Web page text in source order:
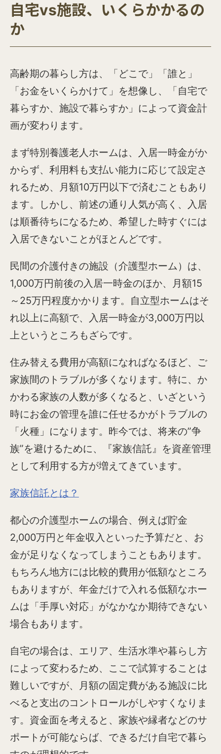
自宅vs施設、いくらかかるの
か
高齢期の暮らし方は、「どこで」「誰と」
「お金をいくらかけて」を想像し、「自宅で
暮らすか、施設で暮らすか」によって資金計
画が変わります。
まず特別養護老人ホームは、入居一時金がか
からず、利用料も支払い能力に応じて設定さ
れるため、月額10万円以下で済むこともあり
ます。しかし、前述の通り人気が高く、入居
は順番待ちになるため、希望した時すぐには
入居できないことがほとんどです。
民間の介護付きの施設（介護型ホーム）は、
1,000万円前後の入居一時金のほか、月額15
～25万円程度かかります。自立型ホームはそ
れ以上に高額で、入居一時金が3,000万円以
上というところもざらです。
住み替える費用が高額になればなるほど、ご
家族間のトラブルが多くなります。特に、か
かわる家族の人数が多くなると、いざという
時にお金の管理を誰に任せるかがトラブルの
「火種」になります。昨今では、将来の”争
族”を避けるために、『家族信託』を資産管理
として利用する方が増えてきています。
家族信託とは？
都心の介護型ホームの場合、例えば貯金
2,000万円と年金収入といった予算だと、お
金が足りなくなってしまうこともあります。
もちろん地方には比較的費用が低額なところ
もありますが、年金だけで入れる低額なホー
ムは「手厚い対応」がなかなか期待できない
場合もあります。
自宅の場合は、エリア、生活水準や暮らし方
によって変わるため、ここで試算することは
難しいですが、月額の固定費がある施設に比
べると支出のコントロールがしやすくなりま
す。資金面を考えると、家族や縁者などのサ
ポートが可能ならば、できるだけ自宅で暮ら